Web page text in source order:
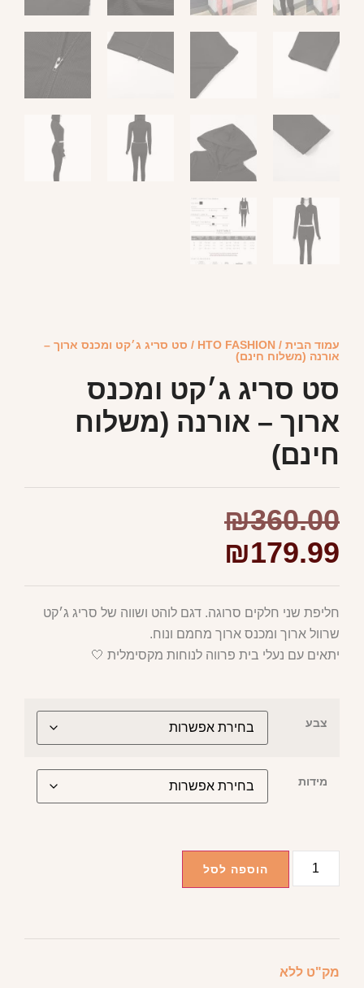
עמוד הבית /
HTO FASHION / סט סריג ג׳קט ומכנס ארוך –
אורנה (משלוח חינם)
סט סריג ג׳קט ומכנס
ארוך – אורנה (משלוח
חינם)
₪360.00
₪179.99
חליפת שני חלקים סרוגה. דגם לוהט ושווה של סריג ג׳קט
שרוול ארוך ומכנס ארוך מחמם ונוח.
יתאים עם נעלי בית פרווה לנוחות מקסימלית 🤍
צבע
מידות
הוספה לסל
מק"ט ללא